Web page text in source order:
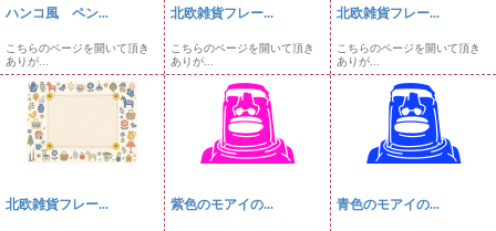
ハンコ風 ペン...
こちらのページを開いて頂き
ありが...
北欧雑貨フレー...
こちらのページを開いて頂き
ありが...
北欧雑貨フレー...
こちらのページを開いて頂き
ありが...
北欧雑貨フレー... 紫色のモアイの... 青色のモアイの...